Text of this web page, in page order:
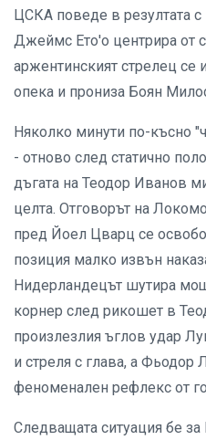
ЦСКА поведе в резултата
Джеймс Ето'о центрира от
аржентинският стрелец се
опека и прониза Боян
Няколко минути по-късно
- отново след статично
дъгата на Теодор Иванов
целта. Отговорът на
пред Йоел Цварц се
позиция малко извън
Нидерландецът шутира
корнер след рикошет в
произлезлия ъглов удар
и стреля с глава, а Фьодор
феноменален рефлекс от
Следващата ситуация бе